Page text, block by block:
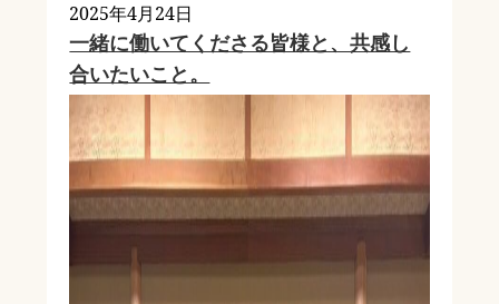
2025年4月24日
一緒に働いてくださる皆様と、共感し
合いたいこと。